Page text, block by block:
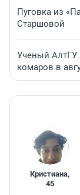
Пуговка из
Старшовой
Ученый АлтГУ
комаров в
Кристиана,
45